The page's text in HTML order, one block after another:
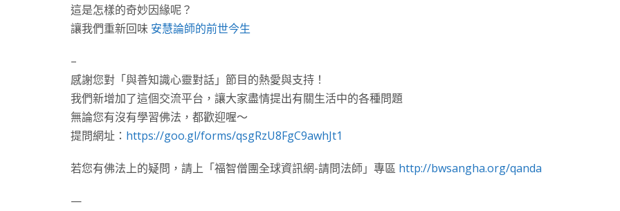
這是怎樣的奇妙因緣呢？
讓我們重新回味 安慧論師的前世今生
–
感謝您對「與善知識心靈對話」節目的熱愛與支持！
我們新增加了這個交流平台，讓大家盡情提出有關生活中的各種問題
無論您有沒有學習佛法，都歡迎喔～
提問網址： https://goo.gl/forms/qsgRzU8FgC9awhJt1
若您有佛法上的疑問，請上「福智僧團全球資訊網-請問法師」專區 http://bwsangha.org/qanda
—